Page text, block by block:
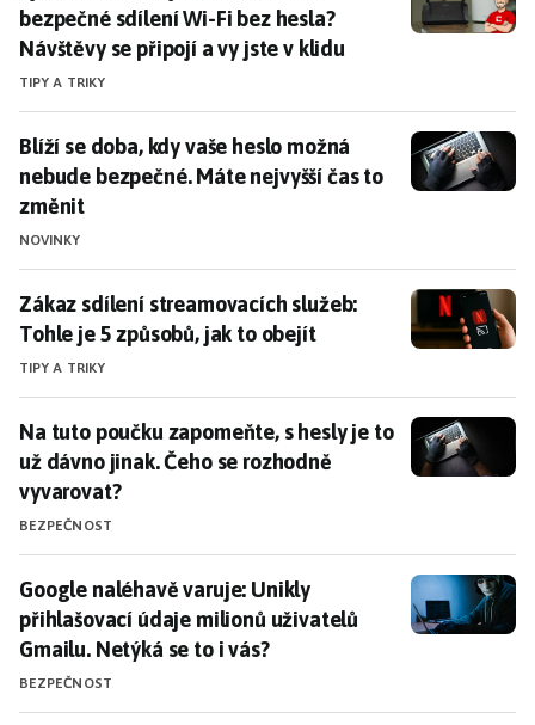
bezpečné sdílení Wi-Fi bez hesla?
Návštěvy se připojí a vy jste v klidu
TIPY A TRIKY
Blíží se doba, kdy vaše heslo možná nebude
Blíží se doba, kdy vaše heslo možná
nebude bezpečné. Máte nejvyšší čas to
změnit
NOVINKY
Zákaz sdílení streamovacích služeb: Tohle je 5
Zákaz sdílení streamovacích služeb:
Tohle je 5 způsobů, jak to obejít
TIPY A TRIKY
Na tuto poučku zapomeňte, s hesly je to už dávno
Na tuto poučku zapomeňte, s hesly je to
už dávno jinak. Čeho se rozhodně
vyvarovat?
BEZPEČNOST
Google naléhavě varuje: Unikly přihlašovací údaje
Google naléhavě varuje: Unikly
přihlašovací údaje milionů uživatelů
Gmailu. Netýká se to i vás?
BEZPEČNOST